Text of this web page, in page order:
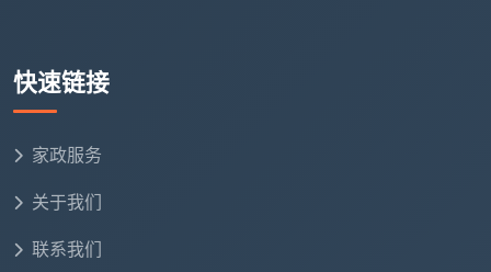
快速链接
家政服务
关于我们
联系我们